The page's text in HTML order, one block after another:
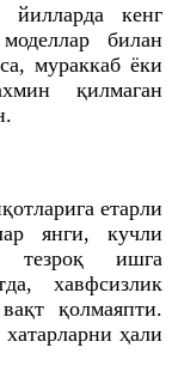
йилларда кенг
билан
мураккаб ёки
қилмаган
етарли
янги, кучли
тезроқ ишга
хавфсизлик
қолмаяпти.
ҳали